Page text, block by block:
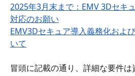
2025年3月末まで：EMV 3Dセキ
対応のお願い
EMV3Dセキュア導入義務化およ
いて
冒頭に記載の通り、詳細な要件は